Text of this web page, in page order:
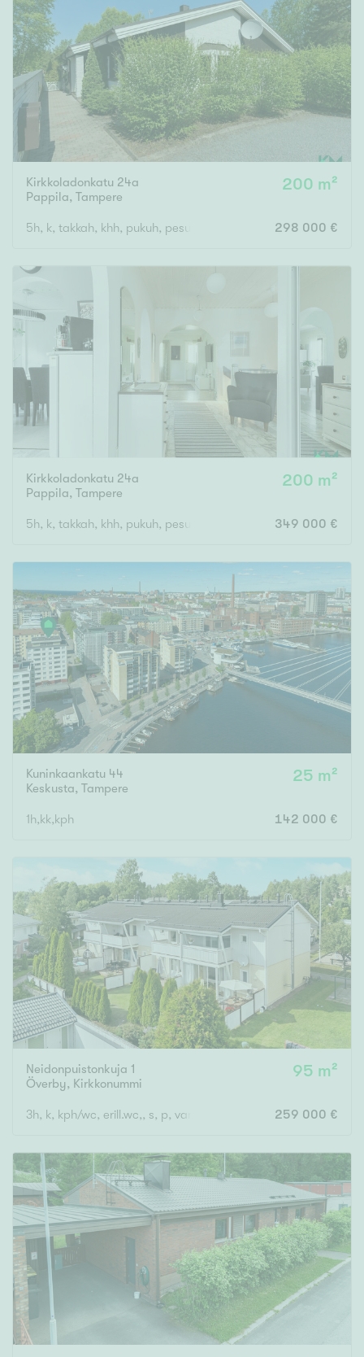
Kirkkoladonkatu 24a
Pappila, Tampere
200 m²
5h, k, takkah, khh, pukuh, pesuh, s, ask.h, kph/wc, erill.wc, vh
298 000 €
Kirkkoladonkatu 24a
Pappila, Tampere
200 m²
5h, k, takkah, khh, pukuh, pesuh, s, ask.h, kph/wc, erill.wc, vh
349 000 €
Kuninkaankatu 44
Keskusta, Tampere
25 m²
1h,kk,kph 142 000 €
Neidonpuistonkuja 1
Överby, Kirkkonummi
95 m²
3h, k, kph/wc, erill.wc,, s, p, var, ak, terassi 259 000 €